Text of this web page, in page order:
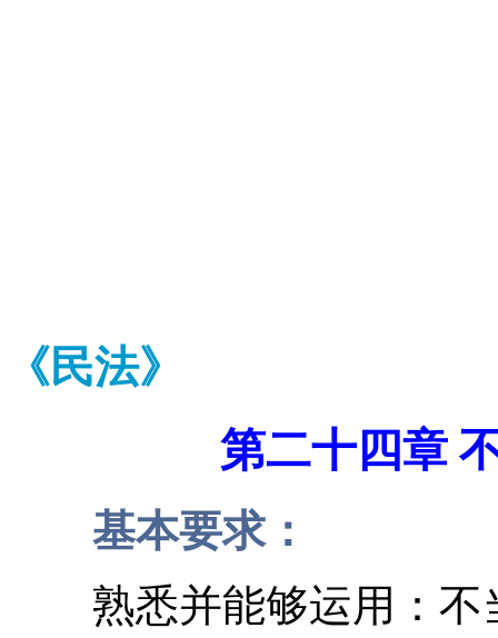
《民法》
第二十四章
基本要求：
熟悉并能够运用：不